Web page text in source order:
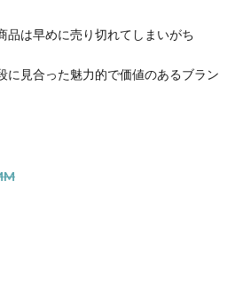
品は早めに売り切れてしまいがち
に見合った魅力的で価値のあるブラン